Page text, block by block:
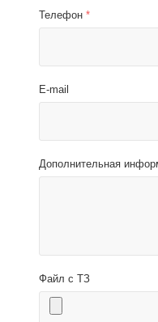
Телефон *
E-mail
Дополнительная
Файл с ТЗ